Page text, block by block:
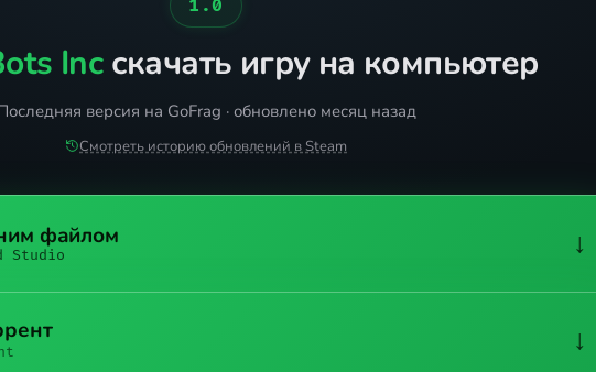
1.0
Incскачать игру на компьютер
версия на GoFrag · обновлено месяц назад
Смотреть историю обновлений в Steam
файлом
Studio ↓
↓